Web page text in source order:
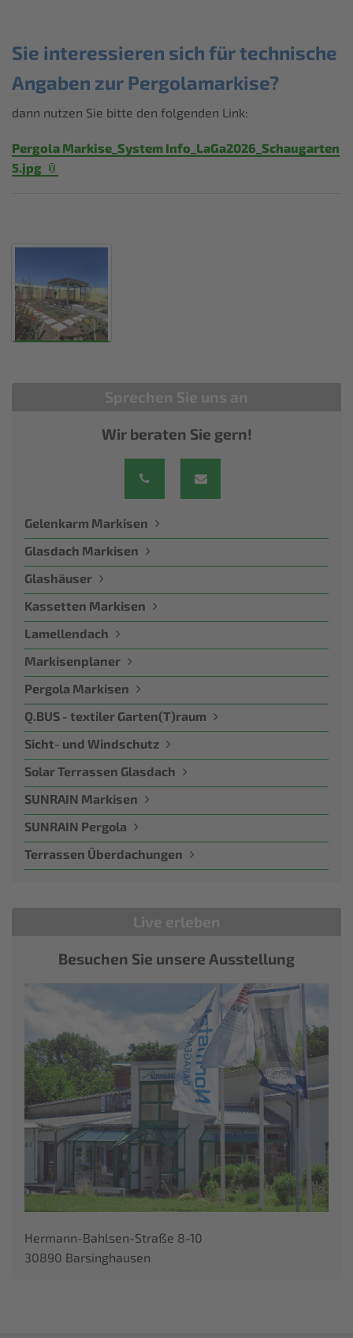
Wir beraten Sie gern!
Gelenkarm Markisen
Glasdach Markisen
Glashäuser
Kassetten Markisen
Lamellendach
Markisenplaner
Pergola Markisen
Q.BUS - textiler Garten(T)raum
Sicht- und Windschutz
Solar Terrassen Glasdach
SUNRAIN Markisen
SUNRAIN Pergola
Terrassen Überdachungen
Besuchen Sie unsere Ausstellung
Hermann-Bahlsen-Straße 8-10
30890 Barsinghausen
Sie interessieren sich für technische
Angaben zur Pergolamarkise?
dann nutzen Sie bitte den folgenden Link:
Pergola Markise_System Info_LaGa2026_Schaugarten
5.jpg